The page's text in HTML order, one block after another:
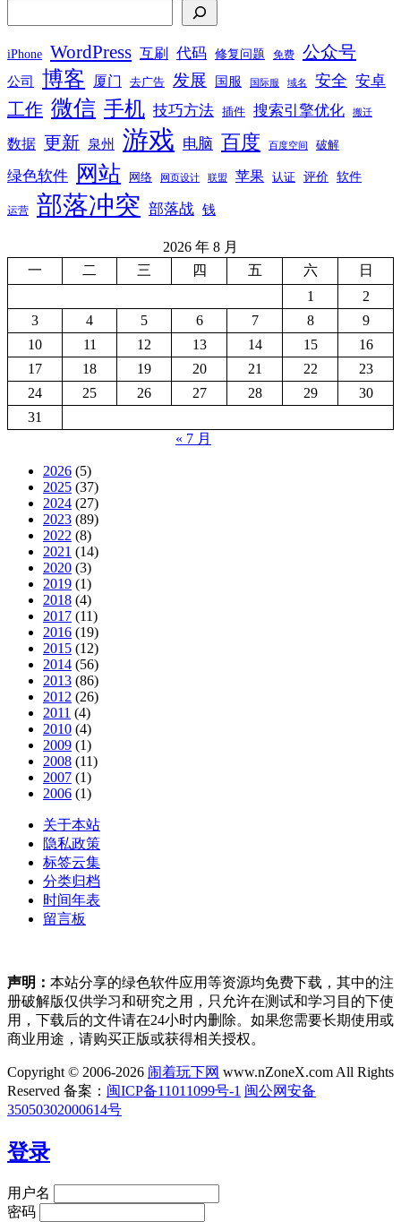
iPhone WordPress 互刷 代码 修复问题 免费 公众号
公司 博客 厦门 去广告 发展 国服 国际服 域名 安全 安卓
工作 微信 手机 技巧方法 插件 搜索引擎优化 搬迁
数据 更新 泉州 游戏 电脑 百度 百度空间 破解
绿色软件 网站 网络 网页设计 联盟 苹果 认证 评价 软件
运营 部落冲突 部落战 钱
2026 年 8 月
一
二 三 四 五 六
日
1
2
3
4 5 6 7 8
9
10
11 12 13 14 15
16
17
18 19 20 21 22
23
24
25 26 27 28 29
30
31
« 7 月
2026 (5)
2025 (37)
2024 (27)
2023 (89)
2022 (8)
2021 (14)
2020 (3)
2019 (1)
2018 (4)
2017 (11)
2016 (19)
2015 (12)
2014 (56)
2013 (86)
2012 (26)
2011 (4)
2010 (4)
2009 (1)
2008 (11)
2007 (1)
2006 (1)
关于本站
隐私政策
标签云集
分类归档
时间年表
留言板
声明： 本站分享的绿色软件应用等资源均免费下载，其中的注
册破解版仅供学习和研究之用，只允许在测试和学习目的下使
用，下载后的文件请在24小时内删除。如果您需要长期使用或
商业用途，请购买正版或获得相关授权。
Copyright © 2006-2026 闹着玩下网 www.nZoneX.com All Rights
Reserved 备案： 闽ICP备11011099号-1 闽公网安备
35050302000614号
登录
用户名
密码